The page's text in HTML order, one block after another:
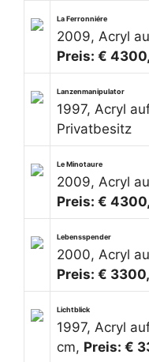
La Ferronniére
2009, Acryl
Preis: €
Lanzenmanipulator
1997, Acryl
Privatbesitz
Le Minotaure
2009, Acryl
Preis: €
Lebensspender
2000, Acryl
Preis: €
Lichtblick
1997, Acryl
cm, Preis: €